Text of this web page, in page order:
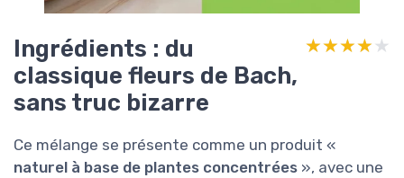
Ingrédients : du
classique fleurs de Bach,
sans truc bizarre
★★★★★
★★★★★
Ce mélange se présente comme un produit «
naturel à base de plantes concentrées », avec une